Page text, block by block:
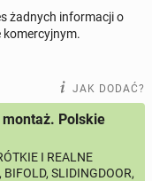
w ogłoszeniu.
żadnych informacji o
komercyjnym.
JAK DODAĆ?
Polskie
I REALNE
SLIDINGDOOR,